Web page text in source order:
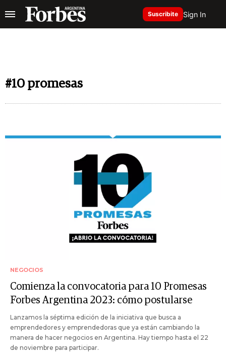
Suscribite Sign In
#10 promesas
NEGOCIOS
Comienza la convocatoria para 10 Promesas
Forbes Argentina 2023: cómo postularse
Lanzamos la séptima edición de la iniciativa que busca a
emprendedores y emprendedoras que ya están cambiando la
manera de hacer negocios en Argentina. Hay tiempo hasta el 22
de noviembre para participar.